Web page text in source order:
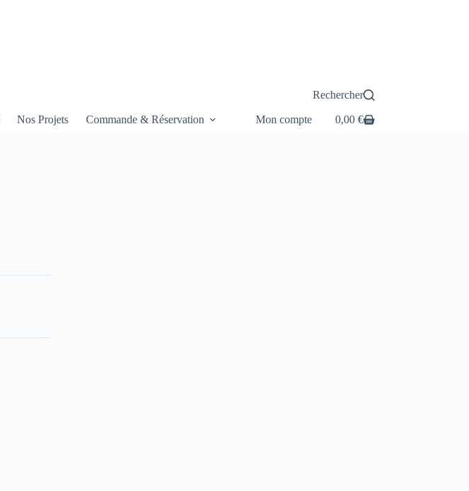
Rechercher
Nos Projets Commande & Réservation Mon compte
Panier
0,00 €